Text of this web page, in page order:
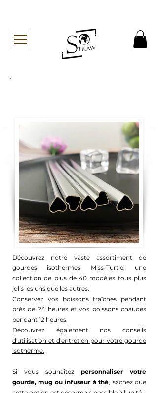
Découvrez notre vaste assortiment de
gourdes isothermes Miss-Turtle, une
collection de plus de 40 modèles tous plus
jolis les uns que les autres.
Conservez vos boissons fraîches pendant
près de 24 heures et vos boissons chaudes
pendant 12 heures.
Découvrez également nos conseils
d'utilisation et d'entretien pour votre gourde
isotherme.
Si vous souhaitez personnaliser votre
gourde, mug ou infuseur à thé, sachez que